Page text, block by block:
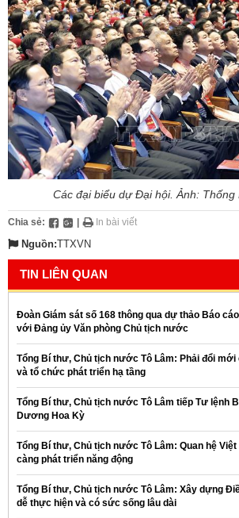
Các đại biểu dự Đại hội. Ảnh: Thống
Chia sẻ: In bài viết
Nguồn:TTXVN
TIN LIÊN QUAN
Đoàn Giám sát số 168 thông qua dự thảo Báo
với Đảng ủy Văn phòng Chủ tịch nước
Tổng Bí thư, Chủ tịch nước Tô Lâm: Phải đổi mới
và tổ chức phát triển hạ tầng
Tổng Bí thư, Chủ tịch nước Tô Lâm tiếp Tư lệnh
Dương Hoa Kỳ
Tổng Bí thư, Chủ tịch nước Tô Lâm: Quan hệ
càng phát triển năng động
Tổng Bí thư, Chủ tịch nước Tô Lâm: Xây dựng
dễ thực hiện và có sức sống lâu dài